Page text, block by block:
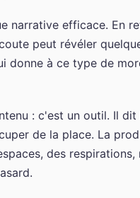
narrative efficace. En
peut révéler
donne à ce type de
: c'est un outil. Il
de la place. La
des